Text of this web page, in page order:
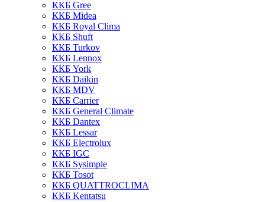
ККБ Gree
ККБ Midea
ККБ Royal Clima
ККБ Shuft
ККБ Turkov
ККБ Lennox
ККБ York
ККБ Daikin
ККБ MDV
ККБ Carrier
ККБ General Climate
ККБ Dantex
ККБ Lessar
ККБ Electrolux
ККБ IGC
ККБ Sysimple
ККБ Tosot
ККБ QUATTROCLIMA
ККБ Kentatsu